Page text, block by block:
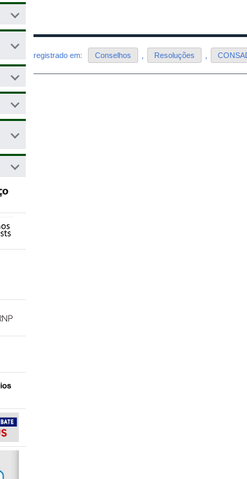
registrado em: Conselhos Resoluções